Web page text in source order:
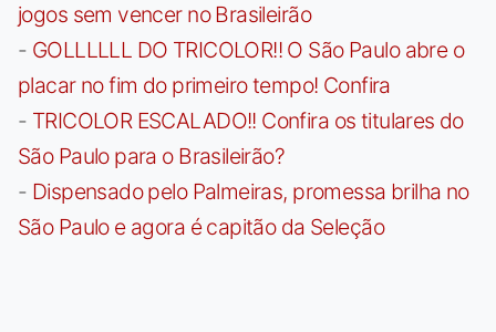
jogos sem vencer no Brasileirão
- GOLLLLLL DO TRICOLOR!! O São Paulo abre o
placar no fim do primeiro tempo! Confira
- TRICOLOR ESCALADO!! Confira os titulares do
São Paulo para o Brasileirão?
- Dispensado pelo Palmeiras, promessa brilha no
São Paulo e agora é capitão da Seleção